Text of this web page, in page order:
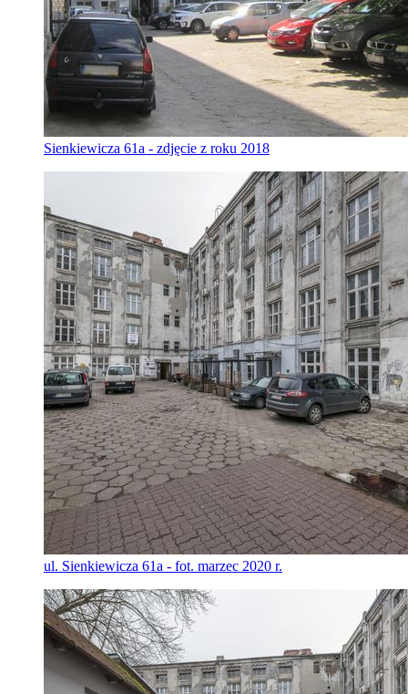
Sienkiewicza 61a - zdjęcie z roku 2018
ul. Sienkiewicza 61a - fot. marzec 2020 r.